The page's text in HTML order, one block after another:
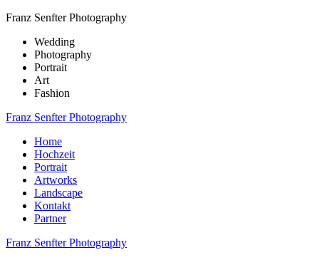
Franz Senfter Photography
Wedding
Photography
Portrait
Art
Fashion
Franz Senfter Photography
Home
Hochzeit
Portrait
Artworks
Landscape
Kontakt
Partner
Franz Senfter Photography